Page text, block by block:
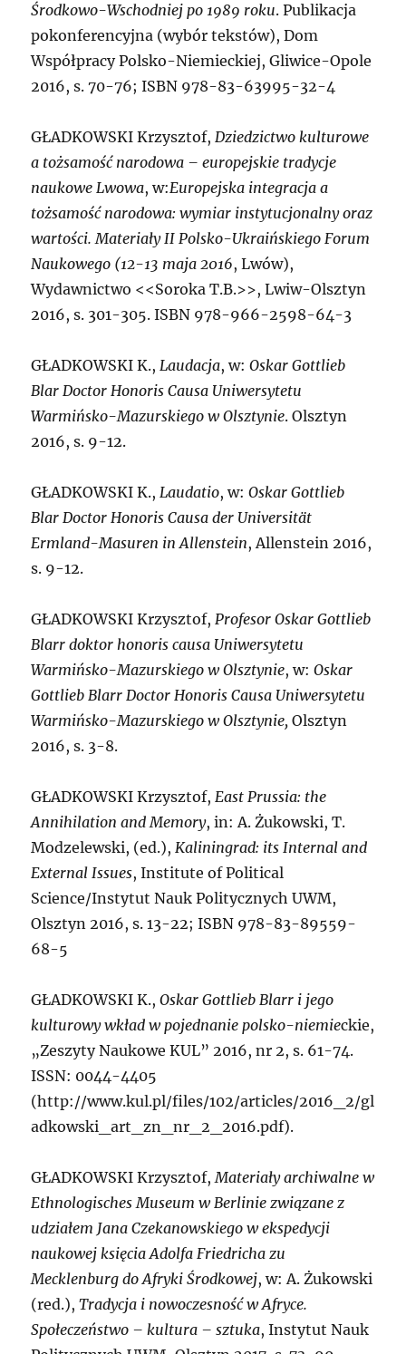
Środkowo-Wschodniej po 1989 roku. Publikacja
pokonferencyjna (wybór tekstów), Dom
Współpracy Polsko-Niemieckiej, Gliwice-Opole
2016, s. 70-76; ISBN 978-83-63995-32-4
GŁADKOWSKIKrzysztof, Dziedzictwo kulturowe
a tożsamość narodowa – europejskie tradycje
naukowe Lwowa, w:Europejska integracja a
tożsamość narodowa: wymiar instytucjonalny oraz
wartości. Materiały II Polsko-Ukraińskiego Forum
Naukowego (12-13 maja 2016, Lwów),
Wydawnictwo <<Soroka T.B.>>, Lwiw-Olsztyn
2016, s. 301-305. ISBN 978-966-2598-64-3
GŁADKOWSKI K.,Laudacja, w:Oskar Gottlieb
Blar Doctor Honoris Causa Uniwersytetu
Warmińsko-Mazurskiego w Olsztynie. Olsztyn
2016, s. 9-12.
GŁADKOWSKI K.,Laudatio, w:Oskar Gottlieb
Blar Doctor Honoris Causa der Universität
Ermland-Masuren in Allenstein, Allenstein 2016,
s. 9-12.
GŁADKOWSKIKrzysztof, Profesor Oskar Gottlieb
Blarr doktor honoris causa Uniwersytetu
Warmińsko-Mazurskiego w Olsztynie, w:Oskar
Gottlieb Blarr Doctor Honoris Causa Uniwersytetu
Warmińsko-Mazurskiego w Olsztynie, Olsztyn
2016, s. 3-8.
GŁADKOWSKIKrzysztof, East Prussia: the
Annihilation and Memory, in: A. Żukowski, T.
Modzelewski, (ed.),Kaliningrad: its Internal and
External Issues, Institute of Political
Science/Instytut Nauk Politycznych UWM,
Olsztyn 2016, s. 13-22; ISBN 978-83-89559-
68-5
GŁADKOWSKI K.,Oskar Gottlieb Blarr i jego
kulturowy wkład w pojednanie polsko-niemieckie,
„Zeszyty Naukowe KUL” 2016, nr 2, s. 61-74.
ISSN: 0044-4405
(http://www.kul.pl/files/102/articles/2016_2/gl
adkowski_art_zn_nr_2_2016.pdf).
GŁADKOWSKIKrzysztof, Materiały archiwalne w
Ethnologisches Museum w Berlinie związane z
udziałem Jana Czekanowskiego w ekspedycji
naukowej księcia Adolfa Friedricha zu
Mecklenburg do Afryki Środkowej, w: A. Żukowski
(red.),Tradycja i nowoczesność w Afryce.
Społeczeństwo – kultura – sztuka, Instytut Nauk